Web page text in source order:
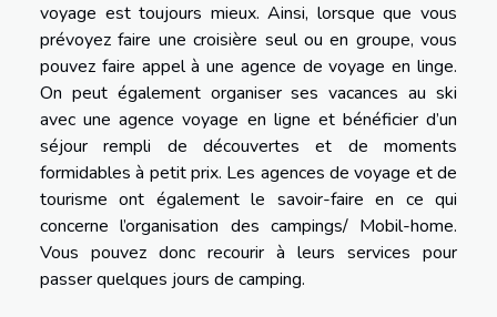
voyage est toujours mieux. Ainsi, lorsque que vous
prévoyez faire une croisière seul ou en groupe, vous
pouvez faire appel à une agence de voyage en linge.
On peut également organiser ses vacances au ski
avec une agence voyage en ligne et bénéficier d’un
séjour rempli de découvertes et de moments
formidables à petit prix. Les agences de voyage et de
tourisme ont également le savoir-faire en ce qui
concerne l’organisation des campings/ Mobil-home.
Vous pouvez donc recourir à leurs services pour
passer quelques jours de camping.